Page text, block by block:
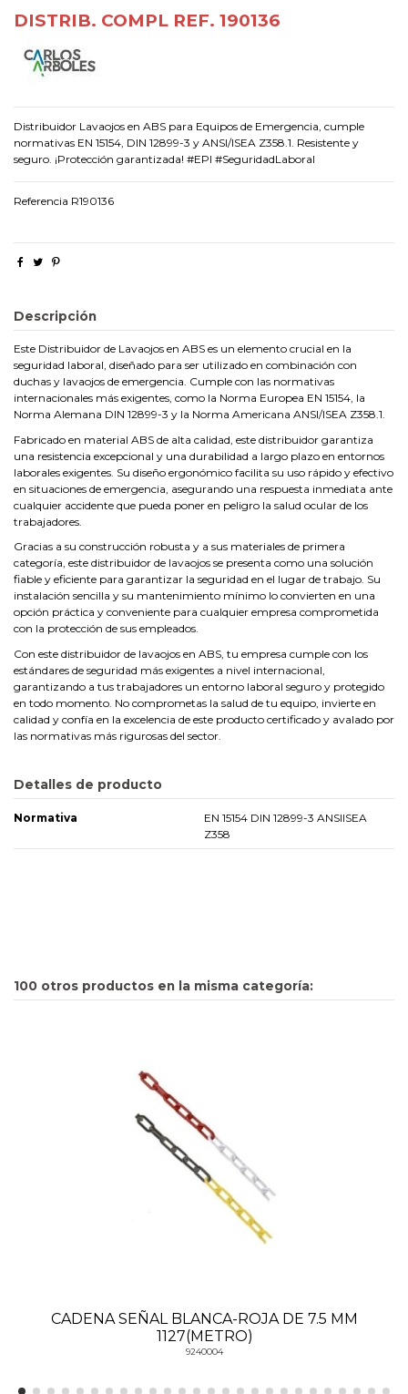
DISTRIB. COMPL REF. 190136
Distribuidor Lavaojos en ABS para Equipos de Emergencia, cumple
normativas EN 15154, DIN 12899-3 y ANSI/ISEA Z358.1. Resistente y
seguro. ¡Protección garantizada! #EPI #SeguridadLaboral
Referencia R190136
Descripción
Este Distribuidor de Lavaojos en ABS es un elemento crucial en la
seguridad laboral, diseñado para ser utilizado en combinación con
duchas y lavaojos de emergencia. Cumple con las normativas
internacionales más exigentes, como la Norma Europea EN 15154, la
Norma Alemana DIN 12899-3 y la Norma Americana ANSI/ISEA Z358.1.
Fabricado en material ABS de alta calidad, este distribuidor garantiza
una resistencia excepcional y una durabilidad a largo plazo en entornos
laborales exigentes. Su diseño ergonómico facilita su uso rápido y efectivo
en situaciones de emergencia, asegurando una respuesta inmediata ante
cualquier accidente que pueda poner en peligro la salud ocular de los
trabajadores.
Gracias a su construcción robusta y a sus materiales de primera
categoría, este distribuidor de lavaojos se presenta como una solución
fiable y eficiente para garantizar la seguridad en el lugar de trabajo. Su
instalación sencilla y su mantenimiento mínimo lo convierten en una
opción práctica y conveniente para cualquier empresa comprometida
con la protección de sus empleados.
Con este distribuidor de lavaojos en ABS, tu empresa cumple con los
estándares de seguridad más exigentes a nivel internacional,
garantizando a tus trabajadores un entorno laboral seguro y protegido
en todo momento. No comprometas la salud de tu equipo, invierte en
calidad y confía en la excelencia de este producto certificado y avalado por
las normativas más rigurosas del sector.
Detalles de producto
Normativa
EN 15154 DIN 12899-3 ANSIISEA
Z358
100 otros productos en la misma categoría:
CADENA SEÑAL BLANCA-ROJA DE 7.5 MM
1127(METRO)
9240004